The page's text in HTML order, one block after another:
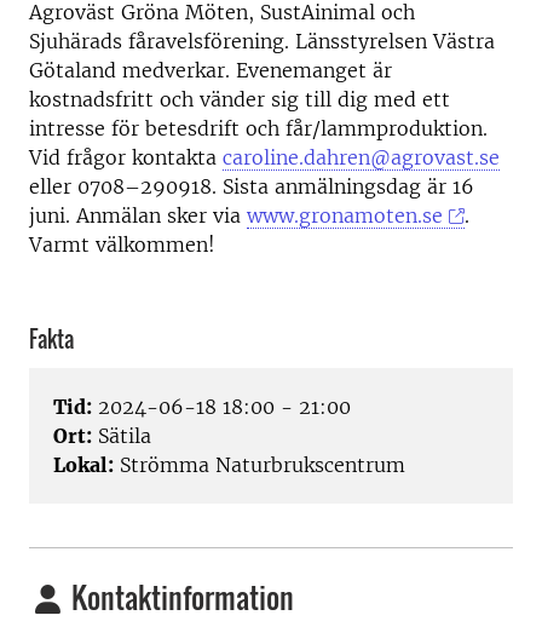
Agroväst Gröna Möten, SustAinimal och
Sjuhärads fåravelsförening. Länsstyrelsen Västra
Götaland medverkar. Evenemanget är
kostnadsfritt och vänder sig till dig med ett
intresse för betesdrift och får/lammproduktion.
Vid frågor kontakta caroline.dahren@agrovast.se
eller 0708–290918. Sista anmälningsdag är 16
juni. Anmälan sker via www.gronamoten.se
.
Varmt välkommen!
Fakta
Tid: 2024-06-18 18:00 - 21:00
Ort: Sätila
Lokal: Strömma Naturbrukscentrum
Kontaktinformation